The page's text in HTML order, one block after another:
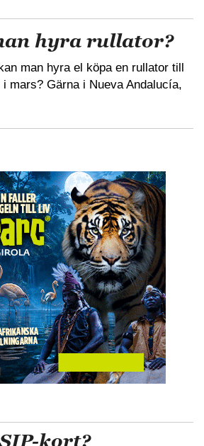
hyra rullator?
man hyra el köpa en rullator till
mars? Gärna i Nueva Andalucía,
kort?